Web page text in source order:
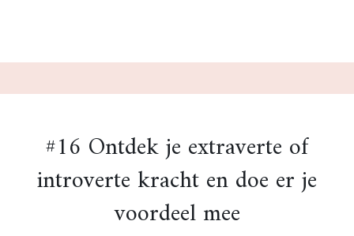
#16 Ontdek je extraverte of
introverte kracht en doe er je
voordeel mee